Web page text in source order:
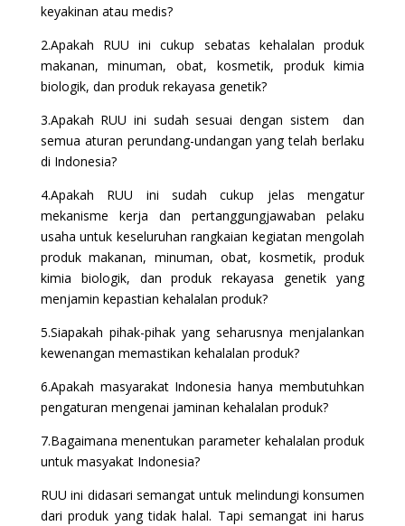
keyakinan atau medis?
2.Apakah RUU ini cukup sebatas kehalalan produk
makanan, minuman, obat, kosmetik, produk kimia
biologik, dan produk rekayasa genetik?
3.Apakah RUU ini sudah sesuai dengan sistem dan
semua aturan perundang-undangan yang telah berlaku
di Indonesia?
4.Apakah RUU ini sudah cukup jelas mengatur
mekanisme kerja dan pertanggungjawaban pelaku
usaha untuk keseluruhan rangkaian kegiatan mengolah
produk makanan, minuman, obat, kosmetik, produk
kimia biologik, dan produk rekayasa genetik yang
menjamin kepastian kehalalan produk?
5.Siapakah pihak-pihak yang seharusnya menjalankan
kewenangan memastikan kehalalan produk?
6.Apakah masyarakat Indonesia hanya membutuhkan
pengaturan mengenai jaminan kehalalan produk?
7.Bagaimana menentukan parameter kehalalan produk
untuk masyakat Indonesia?
RUU ini didasari semangat untuk melindungi konsumen
dari produk yang tidak halal. Tapi semangat ini harus